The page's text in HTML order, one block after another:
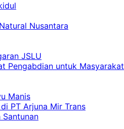
Nusantara
JSLU
Pengabdian untuk Masyarakat
Manis
PT Arjuna Mir Trans